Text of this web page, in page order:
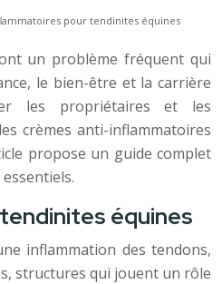
pour tendinites équines
un problème fréquent qui
le bien-être et la carrière
les propriétaires et les
crèmes anti-inflammatoires
propose un guide complet
équines
inflammation des tendons,
structures qui jouent un rôle